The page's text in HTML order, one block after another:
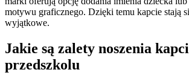
motywu graficznego. Dzięki temu kapcie stają
wyjątkowe.
Jakie są zalety noszenia
przedszkolu